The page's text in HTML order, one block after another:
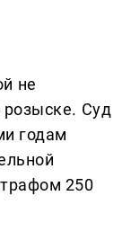
не
розыске. Суд
годам
250